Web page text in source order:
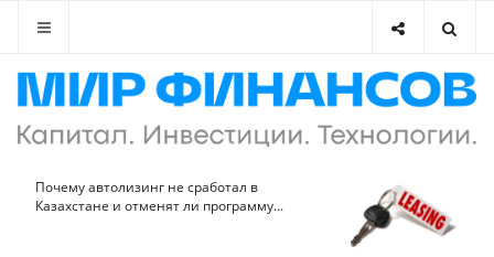
Почему автолизинг не сработал в
Казахстане и отменят ли программу...